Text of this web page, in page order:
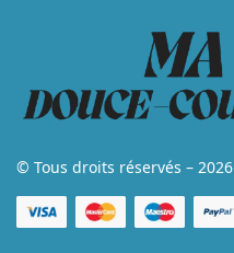
© Tous droits réservés – 2026